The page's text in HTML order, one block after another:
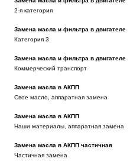
2-я категория
Замена масла и фильтра в двигателе
Категория 3
Замена масла и фильтра в двигателе
Коммерческий транспорт
Замена масла в АКПП
Свое масло, аппаратная замена
Замена масла в АКПП
Наши материалы, аппаратная замена
Замена масла в АКПП частичная
Частичная замена